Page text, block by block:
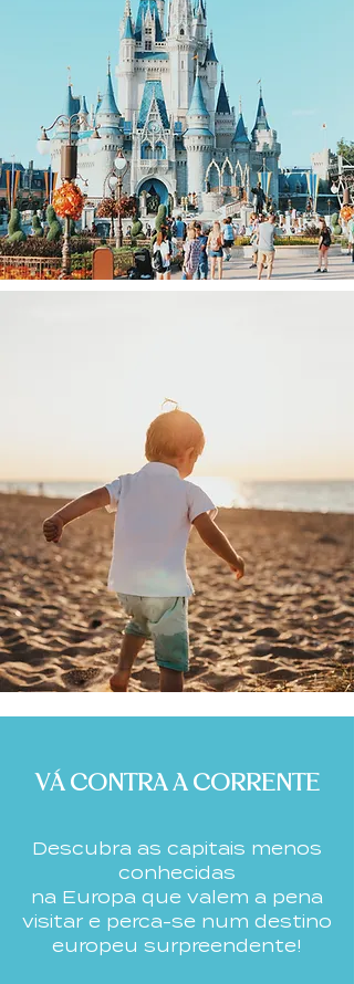
​VÁ CONTRA A CORRENTE
Descubra as capitais menos
conhecidas
na Europa que valem a pena
visitar e perca-se num destino
europeu surpreendente!